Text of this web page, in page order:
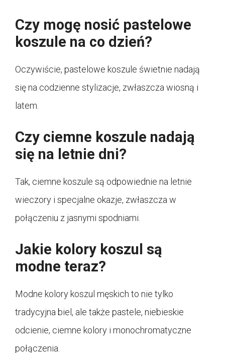
Czy mogę nosić pastelowe
koszule na co dzień?
Oczywiście, pastelowe koszule świetnie nadają
się na codzienne stylizacje, zwłaszcza wiosną i
latem.
Czy ciemne koszule nadają
się na letnie dni?
Tak, ciemne koszule są odpowiednie na letnie
wieczory i specjalne okazje, zwłaszcza w
połączeniu z jasnymi spodniami.
Jakie kolory koszul są
modne teraz?
Modne kolory koszul męskich to nie tylko
tradycyjna biel, ale także pastele, niebieskie
odcienie, ciemne kolory i monochromatyczne
połączenia.